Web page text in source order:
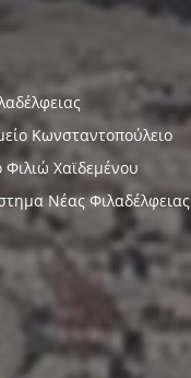
Κωνσταντοπούλειο
Χαϊδεμένου
Νέας Φιλαδέλφειας